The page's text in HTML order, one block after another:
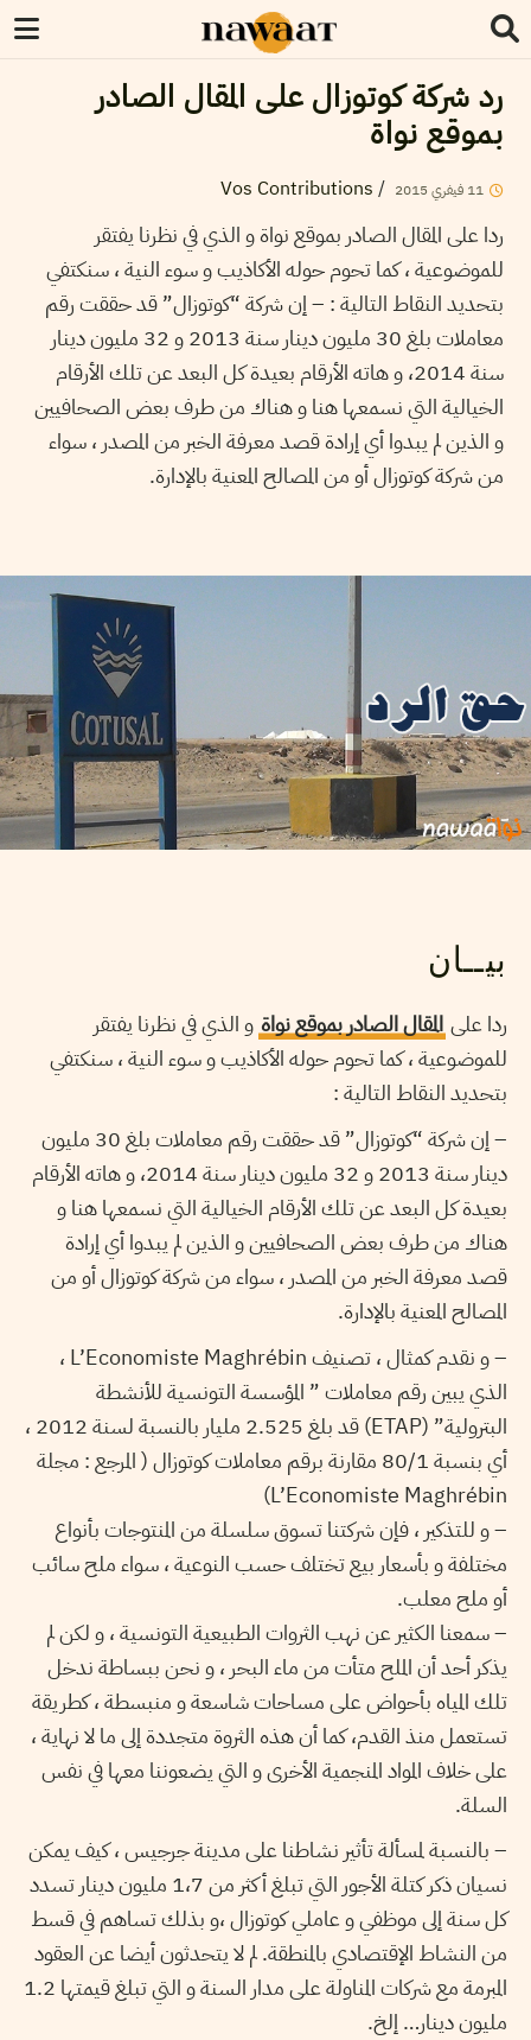
رد شركة كوتوزال على المقال الصادر
بموقع نواة
11 فيفري 2015
/
Vos Contributions
ردا على المقال الصادر بموقع نواة و الذي في نظرنا يفتقر
للموضوعية ، كما تحوم حوله الأكاذيب و سوء النية ، سنكتفي
بتحديد النقاط التالية : – إن شركة “كوتوزال” قد حققت رقم
معاملات بلغ 30 مليون دينار سنة 2013 و 32 مليون دينار
سنة 2014، و هاته الأرقام بعيدة كل البعد عن تلك الأرقام
الخيالية التي نسمعها هنا و هناك من طرف بعض الصحافيين
و الذين لم يبدوا أي إرادة قصد معرفة الخبر من المصدر ، سواء
من شركة كوتوزال أو من المصالح المعنية بالإدارة.
بيــان
ردا على المقال الصادر بموقع نواة و الذي في نظرنا يفتقر
للموضوعية ، كما تحوم حوله الأكاذيب و سوء النية ، سنكتفي
بتحديد النقاط التالية :
– إن شركة “كوتوزال” قد حققت رقم معاملات بلغ 30 مليون
دينار سنة 2013 و 32 مليون دينار سنة 2014، و هاته الأرقام
بعيدة كل البعد عن تلك الأرقام الخيالية التي نسمعها هنا و
هناك من طرف بعض الصحافيين و الذين لم يبدوا أي إرادة
قصد معرفة الخبر من المصدر ، سواء من شركة كوتوزال أو من
المصالح المعنية بالإدارة.
– و نقدم كمثال ، تصنيف L’Economiste Maghrébin ،
الذي يبين رقم معاملات ” المؤسسة التونسية للأنشطة
البترولية” (ETAP) قد بلغ 2.525 مليار بالنسبة لسنة 2012 ،
أي بنسبة 80/1 مقارنة برقم معاملات كوتوزال ( المرجع : مجلة
L’Economiste Maghrébin)
– و للتذكير ، فإن شركتنا تسوق سلسلة من المنتوجات بأنواع
مختلفة و بأسعار بيع تختلف حسب النوعية ، سواء ملح سائب
أو ملح معلب.
– سمعنا الكثير عن نهب الثروات الطبيعية التونسية ، و لكن لم
يذكر أحد أن الملح متأت من ماء البحر ، و نحن ببساطة ندخل
تلك المياه بأحواض على مساحات شاسعة و منبسطة ، كطريقة
تستعمل منذ القدم، كما أن هذه الثروة متجددة إلى ما لا نهاية ،
على خلاف المواد المنجمية الأخرى و التي يضعوننا معها في نفس
السلة.
– بالنسبة لمسألة تأثير نشاطنا على مدينة جرجيس ، كيف يمكن
نسيان ذكر كتلة الأجور التي تبلغ أكثر من 1،7 مليون دينار تسدد
كل سنة إلى موظفي و عاملي كوتوزال ،و بذلك تساهم في قسط
من النشاط الإقتصادي بالمنطقة. لم لا يتحدثون أيضا عن العقود
المبرمة مع شركات المناولة على مدار السنة و التي تبلغ قيمتها 1.2
مليون دينار… إلخ.